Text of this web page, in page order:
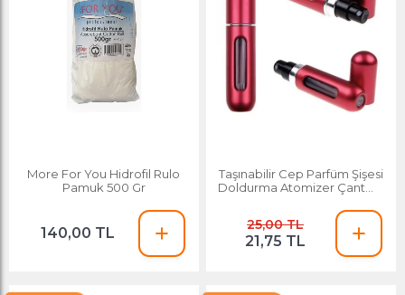
More For You Hidrofil Rulo
Pamuk 500 Gr
140,00 TL
Taşınabilir Cep Parfüm Şişesi
Doldurma Atomizer Çantalık
25,00 TL
21,75 TL